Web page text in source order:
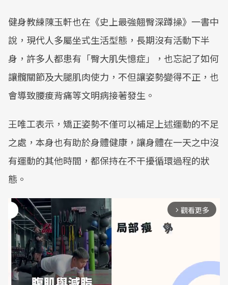
健身教練陳玉軒也在《史上最強翹臀深蹲操》一書中
說，現代人多屬坐式生活型態，長期沒有活動下半
身，許多人都患有「臀大肌失憶症」，也忘記了如何
讓髖關節及大腿肌肉使力，不但讓姿勢變得不正，也
會導致腰痠背痛等文明病接著發生。
王唯工表示，矯正姿勢不僅可以補足上述運動的不足
之處，本身也有助於身體健康，讓身體在一天之中沒
有運動的其他時間，都保持在不干擾循環過程的狀
態。
arrow_forward_ios 觀看更多